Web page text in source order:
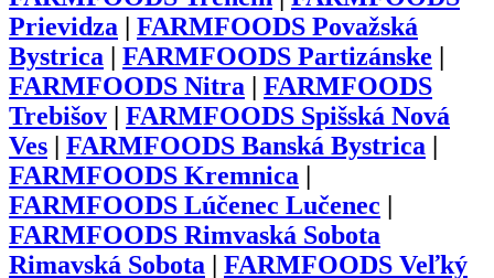
Prievidza
FARMFOODS Považská
Bystrica
FARMFOODS Partizánske
FARMFOODS Nitra
FARMFOODS
Trebišov
FARMFOODS Spišská Nová
Ves
FARMFOODS Banská Bystrica
FARMFOODS Kremnica
FARMFOODS Lúčenec Lučenec
FARMFOODS Rimvaská Sobota
Rimavská Sobota
FARMFOODS Veľký